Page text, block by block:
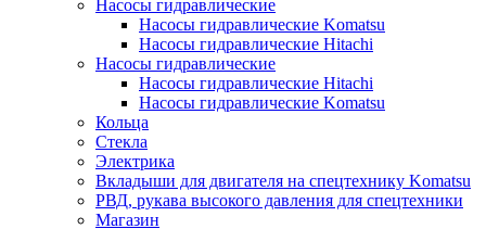
Насосы гидравлические
Насосы гидравлические Komatsu
Насосы гидравлические Hitachi
Насосы гидравлические
Насосы гидравлические Hitachi
Насосы гидравлические Komatsu
Кольца
Стекла
Электрика
Вкладыши для двигателя на спецтехнику Komatsu
РВД, рукава высокого давления для спецтехники
Магазин